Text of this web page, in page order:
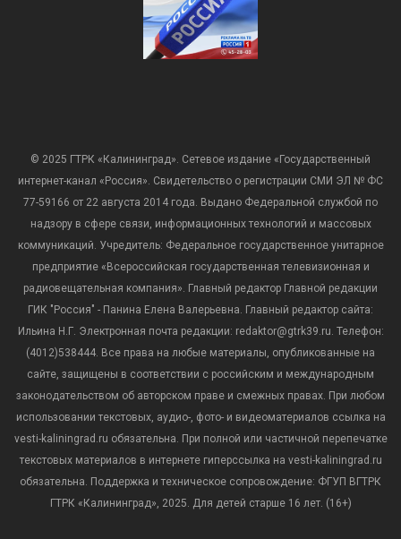
© 2025 ГТРК «Калининград». Сетевое издание «Государственный
интернет-канал «Россия». Свидетельство о регистрации СМИ ЭЛ № ФС
77-59166 от 22 августа 2014 года. Выдано Федеральной службой по
надзору в сфере связи, информационных технологий и массовых
коммуникаций. Учредитель: Федеральное государственное унитарное
предприятие «Всероссийская государственная телевизионная и
радиовещательная компания». Главный редактор Главной редакции
ГИК "Россия" - Панина Елена Валерьевна. Главный редактор сайта:
Ильина Н.Г. Электронная почта редакции: redaktor@gtrk39.ru. Телефон:
(4012)538444. Все права на любые материалы, опубликованные на
сайте, защищены в соответствии с российским и международным
законодательством об авторском праве и смежных правах. При любом
использовании текстовых, аудио-, фото- и видеоматериалов ссылка на
vesti-kaliningrad.ru обязательна. При полной или частичной перепечатке
текстовых материалов в интернете гиперссылка на vesti-kaliningrad.ru
обязательна. Поддержка и техническое сопровождение: ФГУП ВГТРК
ГТРК «Калининград», 2025. Для детей старше 16 лет. (16+)